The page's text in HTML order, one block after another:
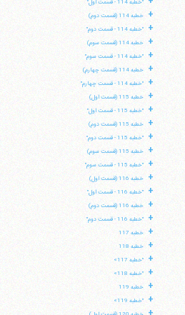
"خطبه 114 - قسمت اول"
+ خطبه 114 (قسمت دوم)
+ "خطبه 114 - قسمت دوم"
+ خطبه 114 (قسمت سوم)
+ "خطبه 114 - قسمت سوم"
+ خطبه 114 (قسمت چهارم)
+ "خطبه 114 - قسمت چهارم"
+ خطبه 115 (قسمت اول)
+ "خطبه 115 - قسمت اول"
+ خطبه 115 (قسمت دوم)
+ "خطبه 115 - قسمت دوم"
+ خطبه 115 (قسمت سوم)
+ "خطبه 115 - قسمت سوم"
+ خطبه 116 (قسمت اول)
+ "خطبه 116 - قسمت اول"
+ خطبه 116 (قسمت دوم)
+ "خطبه 116 - قسمت دوم"
+ خطبه 117
+ خطبه 118
+ "خطبه 117»
+ "خطبه 118»
+ خطبه 119
+ "خطبه 119»